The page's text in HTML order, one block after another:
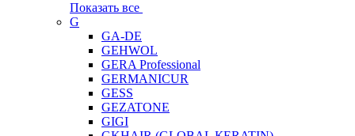
Показать все
G
GA-DE
GEHWOL
GERA Professional
GERMANICUR
GESS
GEZATONE
GIGI